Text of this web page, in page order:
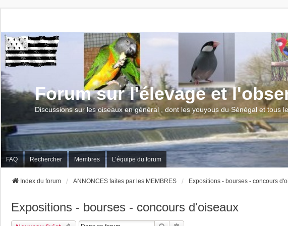
Forum sur l'élevage et
Discussions sur les oiseaux en général , dont les youyous du Sénégal et
FAQ Rechercher Membres L’équipe du forum
Index du forum ANNONCES faites par les MEMBRES Expositions - bourses - concours
Expositions - bourses - concours d'oiseaux